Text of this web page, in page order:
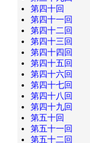
第四十回
第四十一回
第四十二回
第四十三回
第四十四回
第四十五回
第四十六回
第四十七回
第四十八回
第四十九回
第五十回
第五十一回
第五十二回